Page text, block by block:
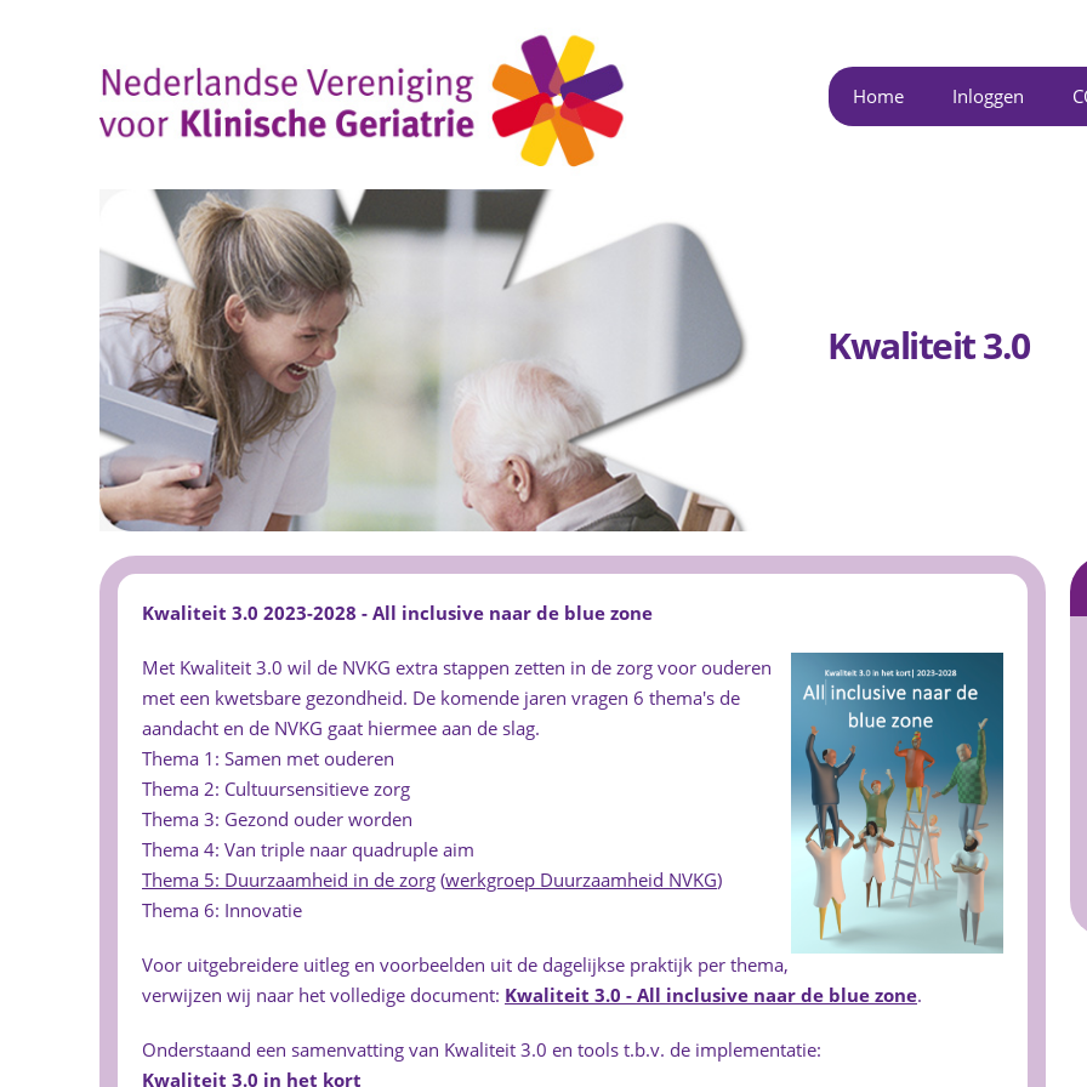
Home Inloggen
Kwaliteit 3.0
Kwaliteit 3.0 2023-2028 - All inclusive naar de blue zone
Met Kwaliteit 3.0 wil de NVKG extra stappen zetten in de zorg voor ouderen
met een kwetsbare gezondheid. De komende jaren vragen 6 thema's de
aandacht en de NVKG gaat hiermee aan de slag.
Thema 1: Samen met ouderen
Thema 2: Cultuursensitieve zorg
Thema 3: Gezond ouder worden
Thema 4: Van triple naar quadruple aim
Thema 5: Duurzaamheid in de zorg (werkgroep Duurzaamheid NVKG)
Thema 6: Innovatie
Voor uitgebreidere uitleg en voorbeelden uit de dagelijkse praktijk per thema,
verwijzen wij naar het volledige document: Kwaliteit 3.0 - All inclusive naar de blue zone.
Onderstaand een samenvatting van Kwaliteit 3.0 en tools t.b.v. de implementatie:
Kwaliteit 3.0 in het kort